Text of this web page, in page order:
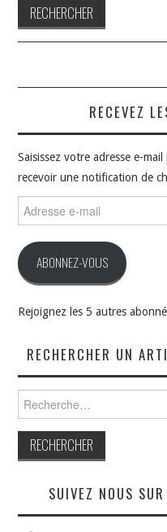
RECEVEZ
Saisissez votre adresse e-
recevoir une notification de
e-
ABONNEZ-VOUS
Rejoignez les 5 autres
RECHERCHER UN
SUIVEZ NOUS